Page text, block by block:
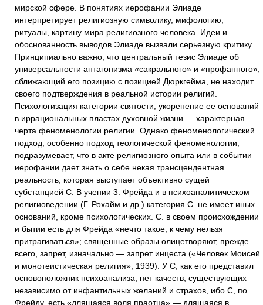
мирской сфере. В понятиях иерофании Элиаде
интерпретирует религиозную символику, мифологию,
ритуалы, картину мира религиозного человека. Идеи и
обоснованность выводов Элиаде вызвали серьезную критику.
Принципиально важно, что центральный тезис Элиаде об
универсальности антагонизма «сакрального» и «профанного»,
сближающий его позицию с позицией Дюркгейма, не находит
своего подтверждения в реальной истории религий.
Психологизация категории святости, укоренение ее оснований
в иррациональных пластах духовной жизни — характерная
черта феноменологии религии. Однако феноменологический
подход, особенно подход теологической феноменологии,
подразумевает, что в акте религиозного опыта или в событии
иерофании дает знать о себе некая трансцендентная
реальность, которая выступает объективно сущей
субстанцией С. В учении 3. Фрейда и в психоаналитическом
религиоведении (Г. Рохайм и др.) категория С. не имеет иных
оснований, кроме психологических. С. в своем происхождении
и бытии есть для Фрейда «нечто такое, к чему нельзя
притрагиваться»; священные образы олицетворяют, прежде
всего, запрет, изначально — запрет инцеста («Человек Моисей
и монотеистическая религия», 1939). У С, как его представил
основоположник психоанализа, нет качеств, существующих
независимо от инфантильных желаний и страхов, ибо С, по
Фрейду, есть «длящаяся воля праотца» — длящаяся в